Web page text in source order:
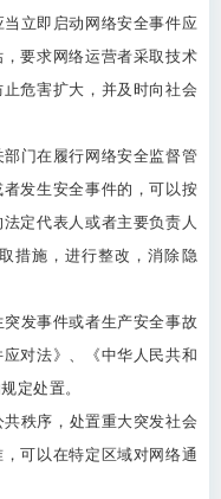
立即启动网络安全事件应
要求网络运营者采取技术
危害扩大，并及时向社会
门在履行网络安全监督管
发生安全事件的，可以按
定代表人或者主要负责人
措施，进行整改，消除隐
发事件或者生产安全事故
对法》、《中华人民共和
定处置。
秩序，处置重大突发社会
可以在特定区域对网络通